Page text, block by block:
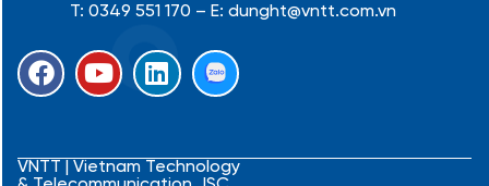
T: 0349 551 170 – E: dunght@vntt.com.vn
F
a
b
Y
o
u
L
i
e
VNTT | Vietnam Technology